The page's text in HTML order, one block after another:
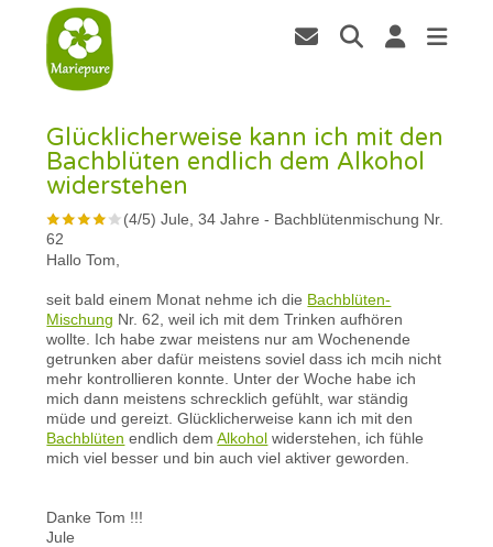
Glücklicherweise kann ich mit den
Bachblüten endlich dem Alkohol
widerstehen
(4/5)Jule, 34 Jahre - Bachblütenmischung Nr.
62
Hallo Tom,
seit bald einem Monat nehme ich die Bachblüten-
Mischung Nr. 62, weil ich mit dem Trinken aufhören
wollte. Ich habe zwar meistens nur am Wochenende
getrunken aber dafür meistens soviel dass ich mcih nicht
mehr kontrollieren konnte. Unter der Woche habe ich
mich dann meistens schrecklich gefühlt, war ständig
müde und gereizt. Glücklicherweise kann ich mit den
Bachblüten endlich demAlkohol widerstehen, ich fühle
mich viel besser und bin auch viel aktiver geworden.
Danke Tom !!!
Jule